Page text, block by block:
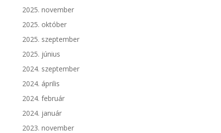
2025. november
2025. október
2025. szeptember
2025. június
2024. szeptember
2024. április
2024. február
2024. január
2023. november